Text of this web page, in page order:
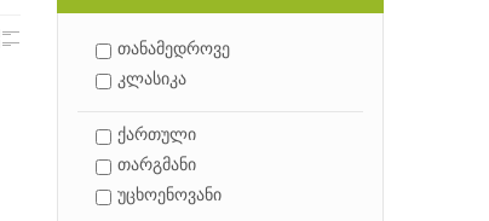
თანამედროვე
კლასიკა
ქართული
თარგმანი
უცხოენოვანი